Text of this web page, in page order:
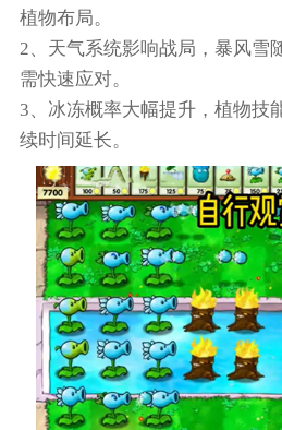
植物布局。
2、天气系统影响战局，暴风雪
需快速应对。
3、冰冻概率大幅提升，植物技
续时间延长。